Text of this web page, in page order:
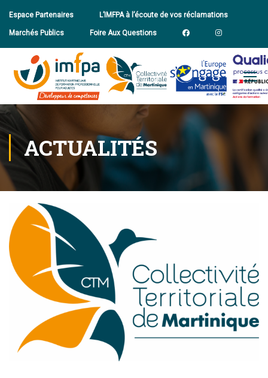
Espace Partenaires L’IMFPA à l’écoute de vos réclamations
Marchés Publics Foire Aux Questions
ACTUALITÉS